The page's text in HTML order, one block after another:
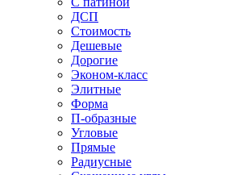
ДСП
Стоимость
Дешевые
Дорогие
Эконом-класс
Элитные
Форма
П-образные
Угловые
Прямые
Радиусные